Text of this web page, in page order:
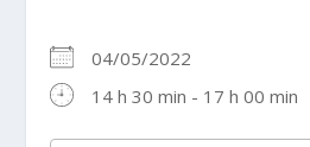
04/05/2022
14 h 30 min - 17 h 00 min